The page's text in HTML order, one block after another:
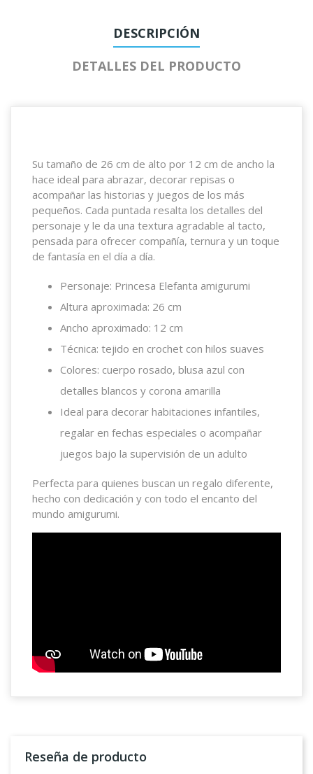
DESCRIPCIÓN
DETALLES DEL PRODUCTO
Su tamaño de 26 cm de alto por 12 cm de ancho la
hace ideal para abrazar, decorar repisas o
acompañar las historias y juegos de los más
pequeños. Cada puntada resalta los detalles del
personaje y le da una textura agradable al tacto,
pensada para ofrecer compañía, ternura y un toque
de fantasía en el día a día.
Personaje: Princesa Elefanta amigurumi
Altura aproximada: 26 cm
Ancho aproximado: 12 cm
Técnica: tejido en crochet con hilos suaves
Colores: cuerpo rosado, blusa azul con
detalles blancos y corona amarilla
Ideal para decorar habitaciones infantiles,
regalar en fechas especiales o acompañar
juegos bajo la supervisión de un adulto
Perfecta para quienes buscan un regalo diferente,
hecho con dedicación y con todo el encanto del
mundo amigurumi.
Reseña de producto